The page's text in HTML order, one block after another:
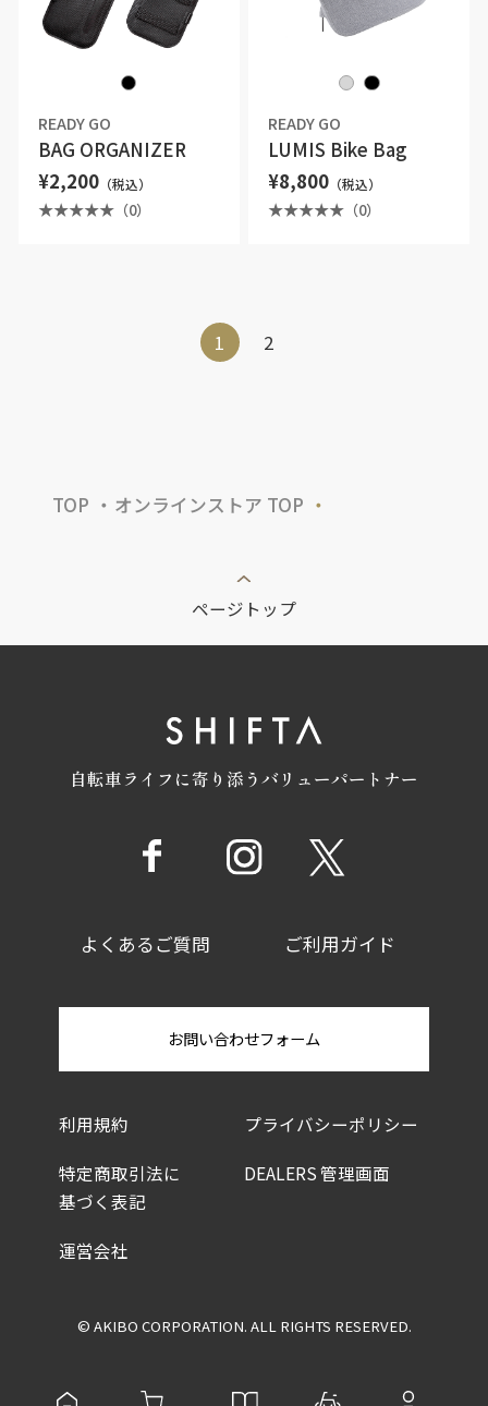
READY GO
BAG ORGANIZER
¥2,200（税込）
（0）
READY GO
LUMIS Bike Bag
¥8,800 （税込）
（0）
1 2
TOP オンラインストア TOP
ページトップ
自転車ライフに寄り添うバリューパートナー
よくあるご質問 ご利用ガイド
利用規約 プライバシーポリシー
特定商取引法に
基づく表記
DEALERS 管理画面
運営会社
お問い合わせフォーム
© AKIBO CORPORATION. ALL RIGHTS RESERVED.